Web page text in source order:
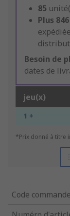
85
Plus 846
Besoin de
dates de
jeu(x)
1 +
*Prix donné à titre
Code